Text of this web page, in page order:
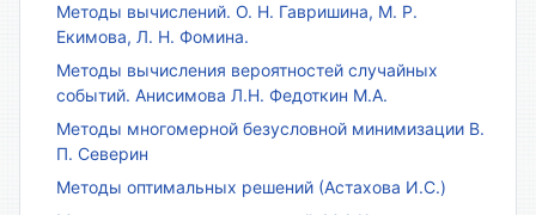
Методы вычислений. О. Н. Гавришина, М. Р.
Екимова, Л. Н. Фомина.
Методы вычисления вероятностей случайных
событий. Анисимова Л.Н. Федоткин М.А.
Методы многомерной безусловной минимизации В.
П. Северин
Методы оптимальных решений (Астахова И.С.)